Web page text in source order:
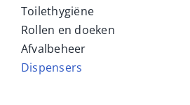
Toilethygiëne
Rollen en doeken
Afvalbeheer
Dispensers